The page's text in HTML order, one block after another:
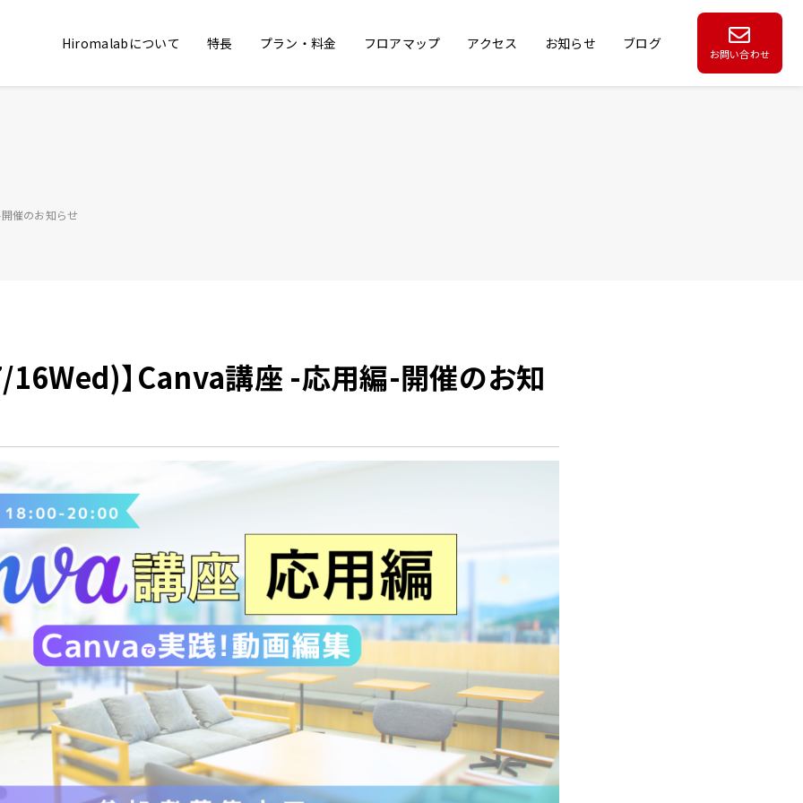
Hiromalabについて 特長 プラン・料金 フロアマップ アクセス お知らせ ブログ
お問い合わせ
催のお知らせ
16Wed)】Canva講座 -応用編-開催のお知